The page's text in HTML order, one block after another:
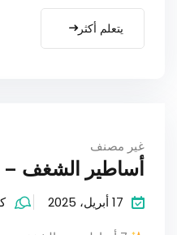
يتعلم أكثر
غير مصنف
أساطير الشغف –
17 أبريل، 2025